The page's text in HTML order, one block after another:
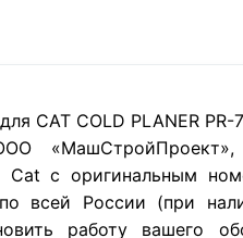
CAT COLD PLANER PR-
«МашСтройПроект»,
Cat с оригинальным
всей России (при
работу вашего